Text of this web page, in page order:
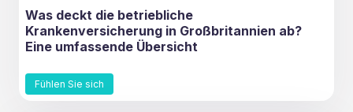
Was deckt die betriebliche
Krankenversicherung in Großbritannien ab?
Eine umfassende Übersicht
Fühlen Sie sich